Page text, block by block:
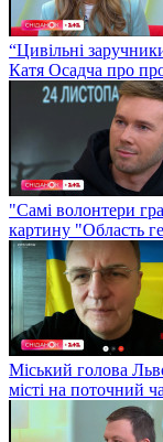
“Цивільні
Катя Осадча про
"Самі волонтери
картину "Область
Міський голова
місті на поточний